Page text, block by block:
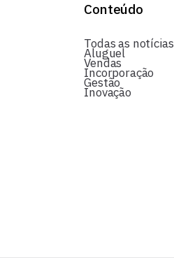
Conteúdo
Todas as notícias
Aluguel
Vendas
Incorporação
Gestão
Inovação